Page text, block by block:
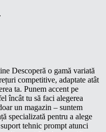
Descoperă o gamă variată
competitive, adaptate atât
ta. Punem accent pe
încât tu să faci alegerea
un magazin – suntem
specializată pentru a alege
tehnic prompt atunci